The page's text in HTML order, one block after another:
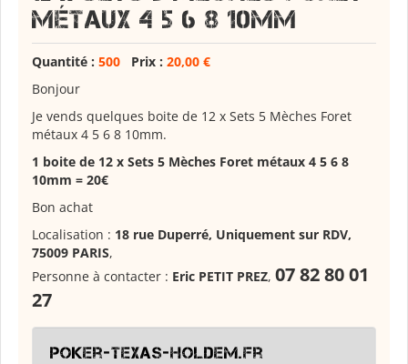
métaux 4 5 6 8 10mm
Quantité : 500 Prix : 20,00 €
Bonjour
Je vends quelques boite de 12 x Sets 5 Mèches Foret
métaux 4 5 6 8 10mm.
1 boite de 12 x Sets 5 Mèches Foret métaux 4 5 6 8
10mm = 20€
Bon achat
Localisation : 18 rue Duperré, Uniquement sur RDV,
75009 PARIS,
Personne à contacter : Eric PETIT PREZ, 07 82 80 01
27
Poker-texas-holdem.fr